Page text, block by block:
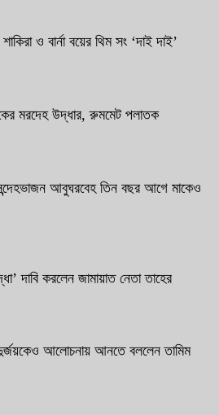
ও বার্না বয়ের থিম সং ‘দাই দাই’
মরদেহ উদ্ধার, রুমমেট পলাতক
সন্দেহভাজন আবুঘরবেহ তিন বছর আগে মাকেও
দাবি করলেন জামায়াত নেতা তাহের
দুর্জয়কেও আলোচনায় আনতে বললেন তামিম